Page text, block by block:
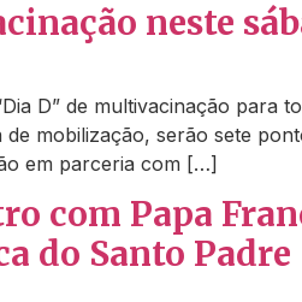
neste
D” de multivacinação para
mobilização, serão sete
em parceria com […]
com Papa
do Santo Padre